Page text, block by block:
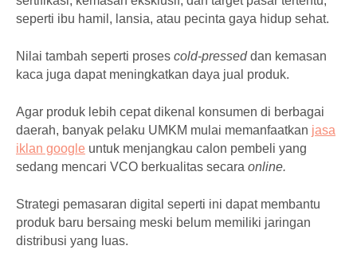
seperti ibu hamil, lansia, atau pecinta gaya hidup sehat.
Nilai tambah seperti proses cold-presseddan kemasan
kaca juga dapat meningkatkan daya jual produk.
Agar produk lebih cepat dikenal konsumen di berbagai
daerah, banyak pelaku UMKM mulai memanfaatkan jasa
iklan google untuk menjangkau calon pembeli yang
sedang mencari VCO berkualitas secara online.
Strategi pemasaran digital seperti ini dapat membantu
produk baru bersaing meski belum memiliki jaringan
distribusi yang luas.